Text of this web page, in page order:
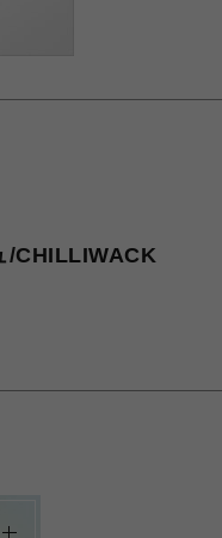
/CHILLIWACK